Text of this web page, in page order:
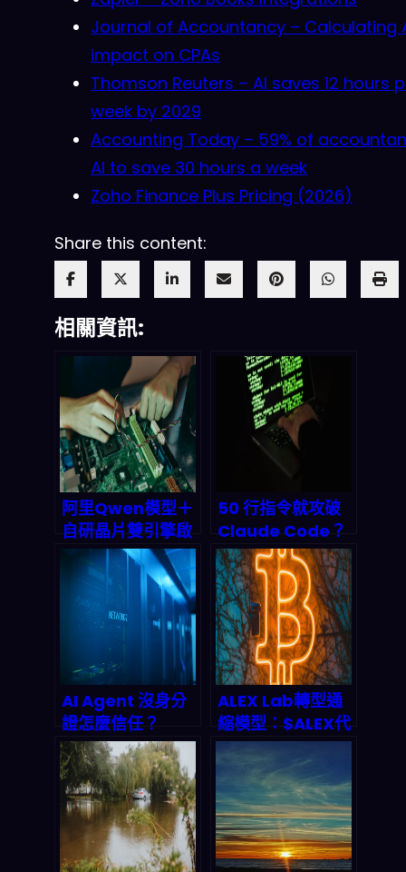
Journal of Accountancy – Calculating
impact on CPAs
Thomson Reuters – AI saves 12 hours
week by 2029
Accounting Today – 59% of
AI to save 30 hours a week
Zoho Finance Plus Pricing (2026)
Share this content:
相關資訊:
阿里Qwen模型＋
自研晶片雙引擎啟
動：中國AI工廠全
棧霸權的深度拆解
50 行指令就攻破
Claude Code？
以色列資安團隊揪
出 Anthropic 防
線致命漏洞，
2026 年 AI 開發者
必修自保指南
AI Agent 沒身分
證怎麼信任？
Infoblox與
GoDaddy聯手打
造DNS身份驗證新
標準，終結代理人
偽造與數據污染亂
象
ALEX Lab轉型通
縮模型：$ALEX代
幣回購燒毀機制與
2026年Stacks生
態價值前景